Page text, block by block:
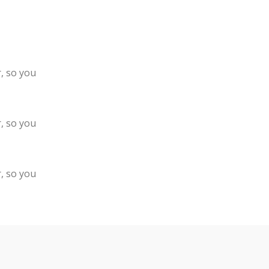
so you
so you
so you